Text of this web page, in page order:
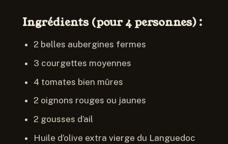
Ingrédients (pour 4 personnes) :
2 belles aubergines fermes
3 courgettes moyennes
4 tomates bien mûres
2 oignons rouges ou jaunes
2 gousses d’ail
Huile d’olive extra vierge du Languedoc